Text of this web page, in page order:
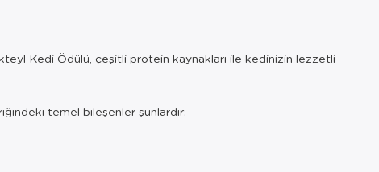
Kedi Ödülü, çeşitli protein kaynakları ile kedinizin lezzetli
temel bileşenler şunlardır: